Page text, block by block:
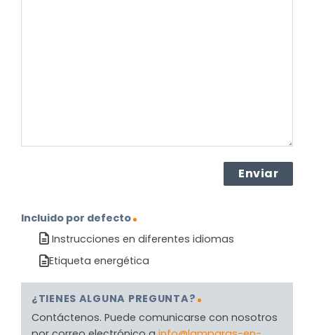
Incluido por defecto
Instrucciones en diferentes idiomas
Etiqueta energética
¿TIENES ALGUNA PREGUNTA?
Contáctenos. Puede comunicarse con nosotros